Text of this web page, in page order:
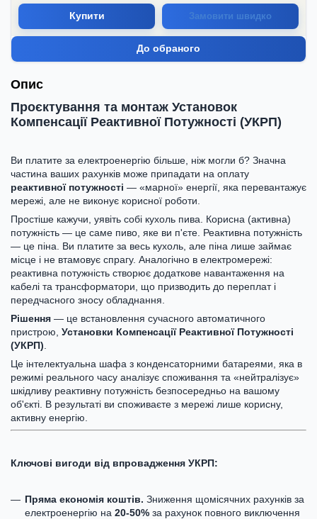
Купити Замовити швидко
До обраного
Опис
Проєктування та монтаж Установок
Компенсації Реактивної Потужності (УКРП)
Ви платите за електроенергію більше, ніж могли б? Значна
частина ваших рахунків може припадати на оплату
реактивної потужності — «марної» енергії, яка перевантажує
мережі, але не виконує корисної роботи.
Простіше кажучи, уявіть собі кухоль пива. Корисна (активна)
потужність — це саме пиво, яке ви п'єте. Реактивна потужність
— це піна. Ви платите за весь кухоль, але піна лише займає
місце і не втамовує спрагу. Аналогічно в електромережі:
реактивна потужність створює додаткове навантаження на
кабелі та трансформатори, що призводить до переплат і
передчасного зносу обладнання.
Рішення — це встановлення сучасного автоматичного
пристрою, Установки Компенсації Реактивної Потужності
(УКРП)
Це інтелектуальна шафа з конденсаторними батареями, яка в
режимі реального часу аналізує споживання та «нейтралізує»
шкідливу реактивну потужність безпосередньо на вашому
об'єкті. В результаті ви споживаєте з мережі лише корисну,
активну енергію.
Ключові вигоди від впровадження УКРП:
Пряма економія коштів. Зниження щомісячних рахунків за
електроенергію на 20-50% за рахунок повного виключення